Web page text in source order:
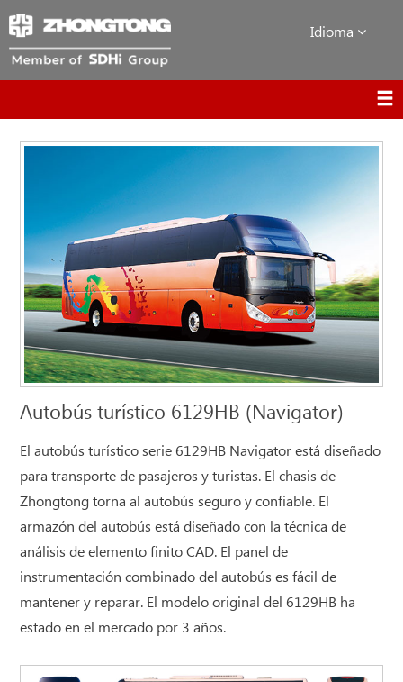
Idioma
Autobús turístico 6129HB (Navigator)
El autobús turístico serie 6129HB Navigator está diseñado
para transporte de pasajeros y turistas. El chasis de
Zhongtong torna al autobús seguro y confiable. El
armazón del autobús está diseñado con la técnica de
análisis de elemento finito CAD. El panel de
instrumentación combinado del autobús es fácil de
mantener y reparar. El modelo original del 6129HB ha
estado en el mercado por 3 años.